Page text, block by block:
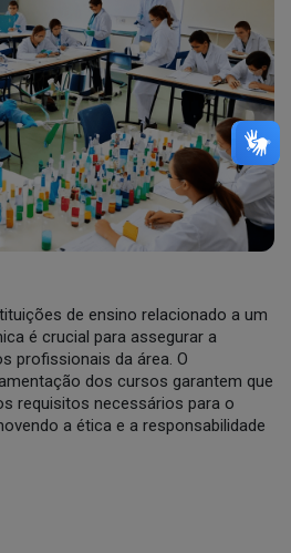
de ensino relacionado a um
é crucial para assegurar a
profissionais da área. O
dos cursos garantem que
requisitos necessários para o
a ética e a responsabilidade